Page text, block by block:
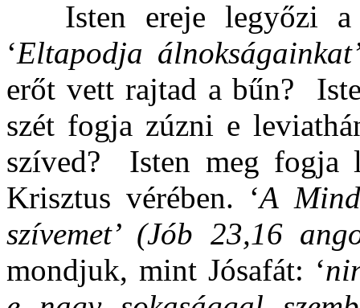
Isten ereje legyőzi
‘Eltapodja
erőt vett rajtad a bűn?
szét fogja zúzni e
szíved?
Isten meg fogja
Krisztus vérében. ‘A
szívemet’ (Jób 23,16
mondjuk, mint Jósafát: ‘